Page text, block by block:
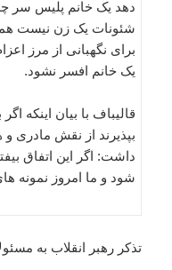
دهد یک خانم پلیس سر
شئونات یک زن نیست
برای نگهبانی از مرز
یک خانم افسر نشود.
قالیباف با بیان اینکه
بپذیرند از نقش مادری
داشت: اگر این اتفاق
شود و ما امروز نمونه
تذکر رهبر انقلاب به